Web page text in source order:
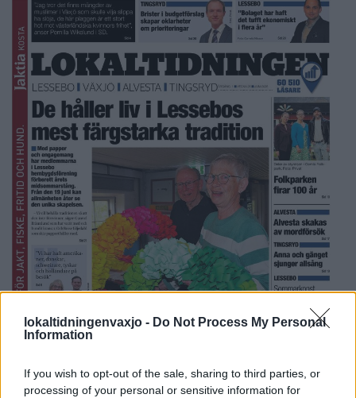
lokaltidningenvaxjo - Do Not Process My Personal
Information
If you wish to opt-out of the sale, sharing to third parties, or
processing of your personal or sensitive information for